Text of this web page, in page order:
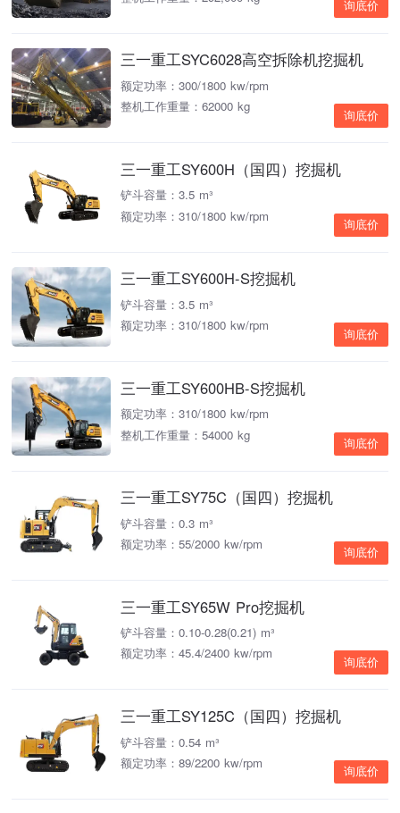
询底价
三一重工SYC6028高空拆除机挖掘机
额定功率：300/1800 kw/rpm
整机工作重量：62000 kg
询底价
三一重工SY600H（国四）挖掘机
铲斗容量：3.5 m³
额定功率：310/1800 kw/rpm
询底价
三一重工SY600H-S挖掘机
铲斗容量：3.5 m³
额定功率：310/1800 kw/rpm
询底价
三一重工SY600HB-S挖掘机
额定功率：310/1800 kw/rpm
整机工作重量：54000 kg
询底价
三一重工SY75C（国四）挖掘机
铲斗容量：0.3 m³
额定功率：55/2000 kw/rpm
询底价
三一重工SY65W Pro挖掘机
铲斗容量：0.10-0.28(0.21) m³
额定功率：45.4/2400 kw/rpm
询底价
三一重工SY125C（国四）挖掘机
铲斗容量：0.54 m³
额定功率：89/2200 kw/rpm
询底价